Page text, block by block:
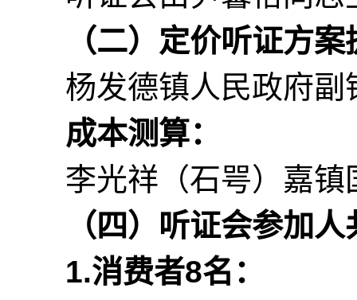
（二） 定价听证方案
杨发德镇人民政府副
成本测算：
李光祥（石咢）嘉
（ 四 ）听证会参加人
1.消费者8名：